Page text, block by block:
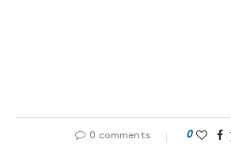
0 comments 0